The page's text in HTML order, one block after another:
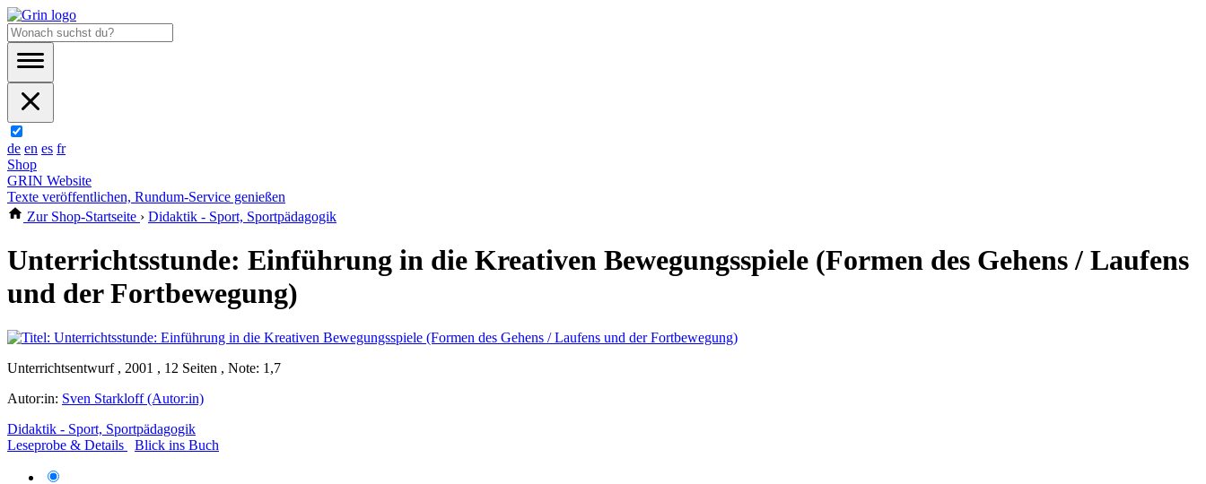
de en es fr
Shop
GRIN Website
Texte veröffentlichen, Rundum-Service genießen
Zur Shop-Startseite › Didaktik - Sport, Sportpädagogik
Unterrichtsstunde: Einführung in die Kreativen Bewegungsspiele (Formen des Gehens / Laufens
und der Fortbewegung)
Unterrichtsentwurf , 2001 , 12 Seiten , Note: 1,7
Autor:in: Sven Starkloff (Autor:in)
Didaktik - Sport, Sportpädagogik
Leseprobe & Details
Blick ins Buch